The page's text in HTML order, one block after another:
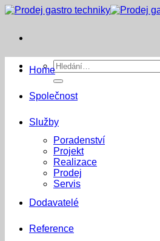
Přeskočit
Hledat:
Home
Společnost
Služby
Poradenství
Projekt
Realizace
Prodej
Servis
Dodavatelé
Reference